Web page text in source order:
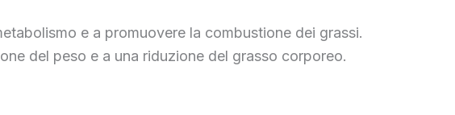
e a promuovere la combustione dei grassi.
del peso e a una riduzione del grasso corporeo.